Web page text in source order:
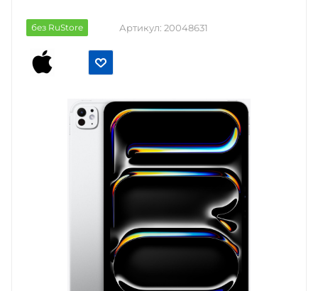
без RuStore Артикул: 20048631